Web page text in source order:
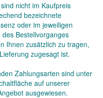
nicht im Kaufpreis
bezeichnete
oder im jeweiligen
Bestellvorganges
Ihnen zusätzlich zu tragen,
zugesagt ist.
Zahlungsarten sind unter
auf unserer
ausgewiesen.